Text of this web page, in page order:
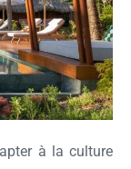
à la culture